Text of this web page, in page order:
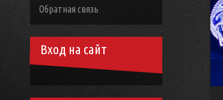
Обратная связь
Вход на сайт